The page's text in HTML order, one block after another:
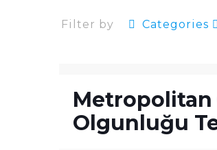
Filter by Categories
Metropolitan
Olgunluğu